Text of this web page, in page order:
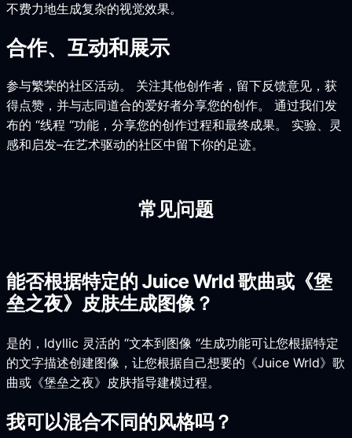
不费力地生成复杂的视觉效果。
合作、互动和展示
参与繁荣的社区活动。 关注其他创作者，留下反馈意见，获
得点赞，并与志同道合的爱好者分享您的创作。 通过我们发
布的 “线程 “功能，分享您的创作过程和最终成果。 实验、灵
感和启发–在艺术驱动的社区中留下你的足迹。
常见问题
能否根据特定的 Juice Wrld 歌曲或《堡
垒之夜》皮肤生成图像？
是的，Idyllic 灵活的 “文本到图像 “生成功能可让您根据特定
的文字描述创建图像，让您根据自己想要的《Juice Wrld》歌
曲或《堡垒之夜》皮肤指导建模过程。
我可以混合不同的风格吗？